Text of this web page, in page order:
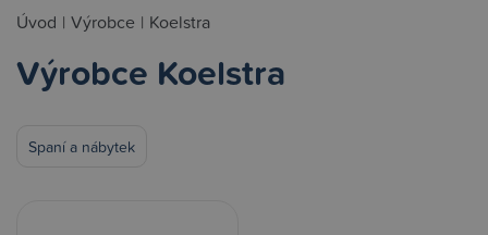
Úvod | Výrobce | Koelstra
Výrobce Koelstra
Spaní a nábytek